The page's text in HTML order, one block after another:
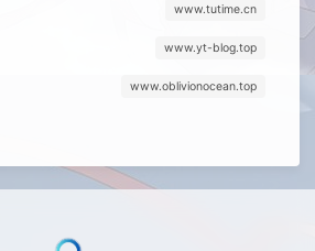
www.tutime.cn
www.yt-blog.top
www.oblivionocean.top